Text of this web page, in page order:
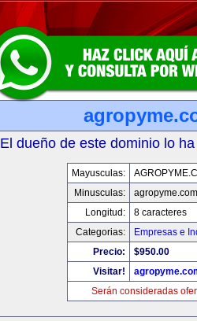
El dueño de este dominio lo
Mayusculas:
Minusculas:
agropyme.com
Longitud:
8 caracteres
Categorias:
Empresas e
Precio:
$950.00
Visitar!
Serán consideradas